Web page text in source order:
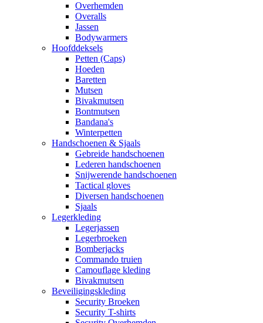
Overhemden
Overalls
Jassen
Bodywarmers
Hoofddeksels
Petten (Caps)
Hoeden
Baretten
Mutsen
Bivakmutsen
Bontmutsen
Bandana's
Winterpetten
Handschoenen & Sjaals
Gebreide handschoenen
Lederen handschoenen
Snijwerende handschoenen
Tactical gloves
Diversen handschoenen
Sjaals
Legerkleding
Legerjassen
Legerbroeken
Bomberjacks
Commando truien
Camouflage kleding
Bivakmutsen
Beveiligingskleding
Security Broeken
Security T-shirts